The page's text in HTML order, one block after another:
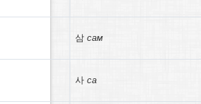
삼 сам
사 са